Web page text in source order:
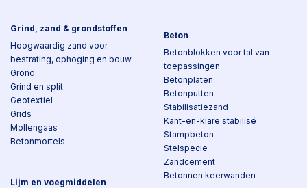
Grind, zand & grondstoffen
Hoogwaardig zand voor
bestrating, ophoging en bouw
Grond
Grind en split
Geotextiel
Grids
Mollengaas
Betonmortels
Lijm en voegmiddelen
Beton
Betonblokken voor tal van
toepassingen
Betonplaten
Betonputten
Stabilisatiezand
Kant-en-klare stabilisé
Stampbeton
Stelspecie
Zandcement
Betonnen keerwanden